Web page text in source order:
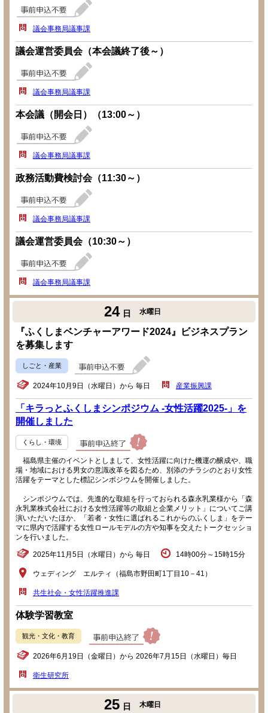
議会事務局議事課
議会運営委員会（本会議終了後～）
議会事務局議事課
本会議（開会日）（13:00～）
議会事務局議事課
政務活動費検討会（11:30～）
議会事務局議事課
議会運営委員会（10:30～）
議会事務局議事課
24 日 水曜日
『ふくしまベンチャーアワード2024』ビジネスプラン
を募集します
しごと・産業
2024年10月9日（水曜日）から 毎日 産業振興課
「キラっとふくしまシンポジウム -女性活躍2025-」を
開催しました
くらし・環境
福島県主催のイベントとしまして、女性活躍に向けた機運の醸成や、職
場・地域における男女の意識改革を図るため、別添のチラシのとおり女性
活躍をテーマとした標記シンポジウムを開催しました。
シンポジウムでは、先進的な取組を行っておられる森永乳業様から「森
永乳業株式会社における女性活躍等の取組と企業メリット」についてご講
演いただいたほか、「若者・女性に選ばれるこれからのふくしま」をテー
マに県内で活躍する女性ロールモデルの方や知事を交えたトークセッショ
ンを行いました。
2025年11月5日（水曜日）から 毎日 14時00分～15時15分
ウェディング エルティ（福島市野田町1丁目10－41）
共生社会・女性活躍推進課
体験学習教室
観光・文化・教育
2026年6月19日（金曜日）から 2026年7月15日（水曜日）毎日
衛生研究所
25 日 木曜日